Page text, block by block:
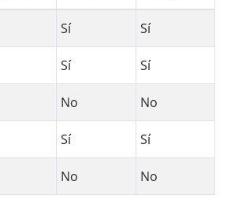
Sí Sí
Sí Sí
No No
Sí Sí
No No